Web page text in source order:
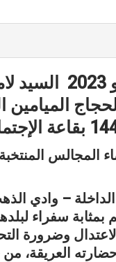
حضر صباح اليوم
الميامين
المجالس
– وادي
بمثابة سفراء
وضرورة
العريقة، من